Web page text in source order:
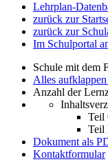
Lehrplan-
zurück zur
zurück zur
Im Schulportal
Schule mit dem
Alles aufklappen
Anzahl der
Teil
Teil
Dokument als
Kontaktformular